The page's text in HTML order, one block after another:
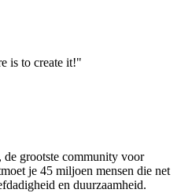
is to create it!"
grootste community voor
je 45 miljoen mensen die net
en duurzaamheid.